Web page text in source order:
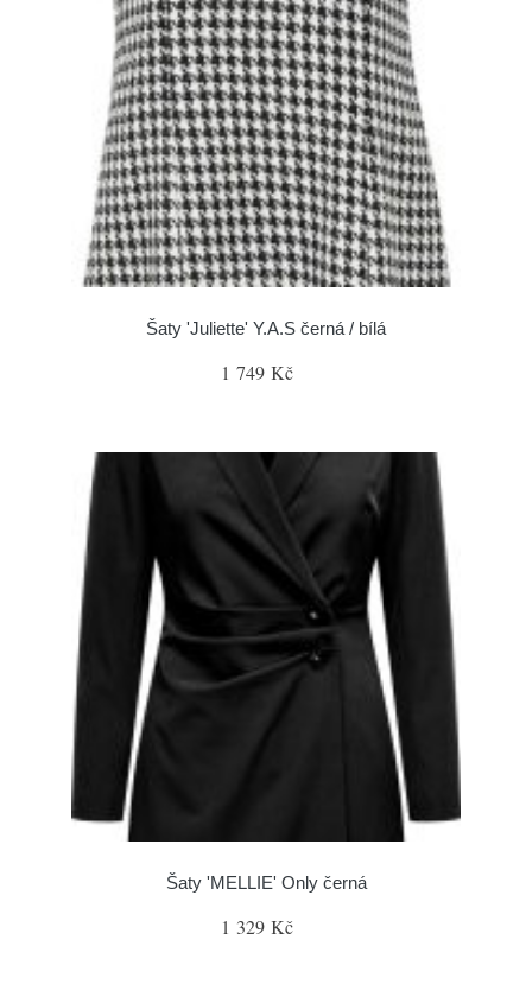
Šaty 'Juliette' Y.A.S černá / bílá
1 749 Kč
Šaty 'MELLIE' Only černá
1 329 Kč